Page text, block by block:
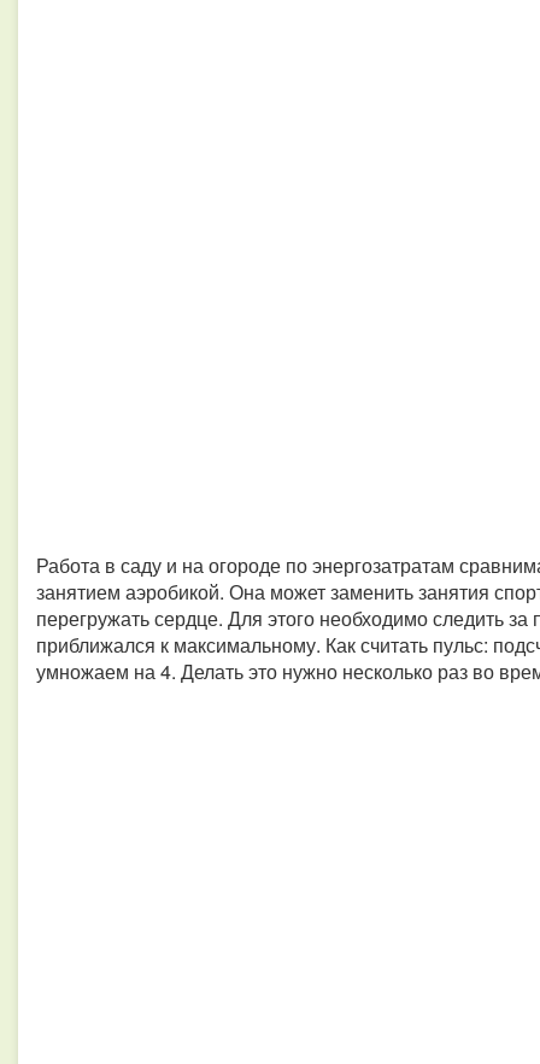
Работа в саду и на огороде по энергозатратам
занятием аэробикой. Она может заменить занятия
перегружать сердце. Для этого необходимо следить
приближался к максимальному. Как считать пульс:
умножаем на 4. Делать это нужно несколько раз во